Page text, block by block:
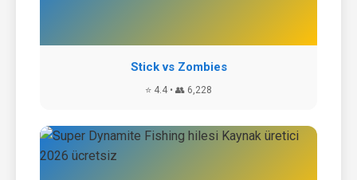
Stick vs Zombies
⭐ 4.4 • 👥 6,228